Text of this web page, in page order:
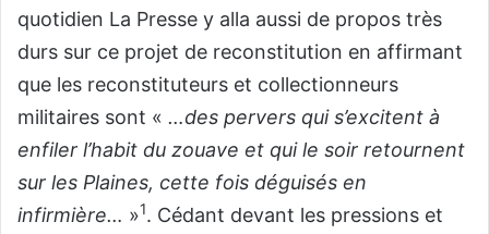
quotidien La Presse y alla aussi de propos très
durs sur ce projet de reconstitution en affirmant
que les reconstituteurs et collectionneurs
militaires sont « …des pervers qui s’excitent à
enfiler l’habit du zouave et qui le soir retournent
sur les Plaines, cette fois déguisés en
infirmière… »1. Cédant devant les pressions et